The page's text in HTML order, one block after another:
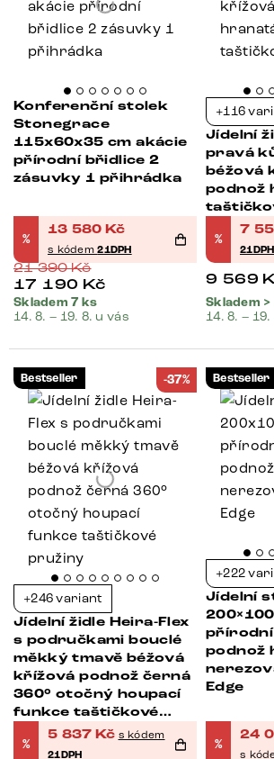
Konferenční stolek
Stonegrace
115x60x35 cm akácie
přírodní břidlice 2
zásuvky 1 přihrádka
%
13 580 Kč
s kódem21DPH
21 390Kč
17 190 Kč
Skladem 7 ks
14. 8. – 19. 8. u vás
+116
Jídelní
pravá
béžová
podnož
%
7
21DPH
9 569
Skladem >
14. 8. –
Bestseller -37%
+246 variant
Jídelní židle Heira-Flex
s područkami bouclé
měkký tmavě béžová
křížová podnož černá
360° otočný houpací
funkce taštičkové
pružiny
%
5 837 Kč s kódem
21DPH
Bestseller
+222
Jídelní
podnož
Edge
%
24
s